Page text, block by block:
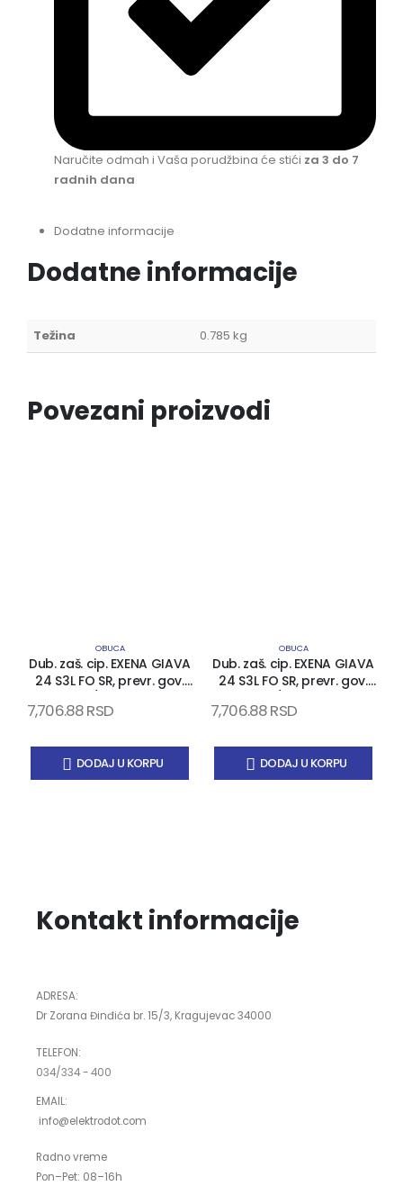
Naručite odmah i Vaša porudžbina će stići za 3 do 7
radnih dana
Dodatne informacije
Dodatne informacije
Težina 0.785 kg
Povezani proizvodi
OBUCA
Dub. zaš. cip. EXENA GIAVA
24 S3L FO SR, prevr. gov.
kapa i list, EN 20345
7,706.88RSD
DODAJ U KORPU
OBUCA
Dub. zaš. cip. EXENA GIAVA
24 S3L FO SR, prevr. gov.
kapa i list, EN 20345
7,706.88RSD
DODAJ U KORPU
Kontakt informacije
ADRESA:
Dr Zorana Đinđića br. 15/3, Kragujevac 34000
TELEFON:
034/334 - 400
EMAIL:
info@elektrodot.com
Radno vreme
Pon–Pet: 08–16h